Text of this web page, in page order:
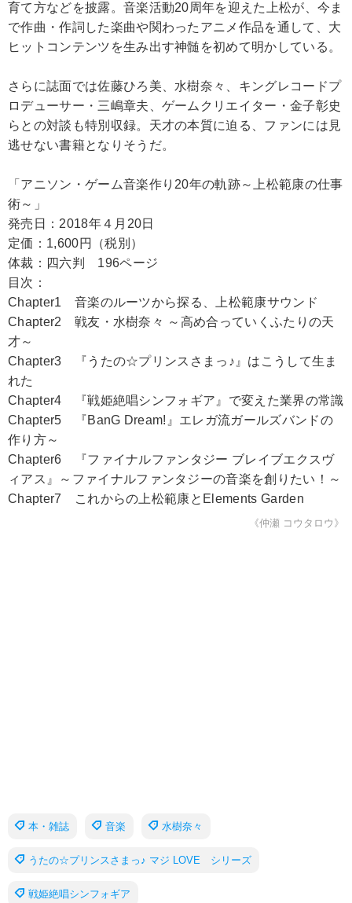
育て方などを披露。音楽活動20周年を迎えた上松が、今ま
で作曲・作詞した楽曲や関わったアニメ作品を通して、大
ヒットコンテンツを生み出す神髄を初めて明かしている。
さらに誌面では佐藤ひろ美、水樹奈々、キングレコードプ
ロデューサー・三嶋章夫、ゲームクリエイター・金子彰史
らとの対談も特別収録。天才の本質に迫る、ファンには見
逃せない書籍となりそうだ。
「アニソン・ゲーム音楽作り20年の軌跡～上松範康の仕事
術～」
発売日：2018年４月20日
定価：1,600円（税別）
体裁：四六判 196ページ
目次：
Chapter1 音楽のルーツから探る、上松範康サウンド
Chapter2 戦友・水樹奈々 ～高め合っていくふたりの天
才～
Chapter3 『うたの☆プリンスさまっ♪』はこうして生ま
れた
Chapter4 『戦姫絶唱シンフォギア』で変えた業界の常識
Chapter5 『BanG Dream!』エレガ流ガールズバンドの
作り方～
Chapter6 『ファイナルファンタジー ブレイブエクスヴ
ィアス』～ファイナルファンタジーの音楽を創りたい！～
Chapter7 これからの上松範康とElements Garden
《仲瀬 コウタロウ》
本・雑誌 音楽 水樹奈々
うたの☆プリンスさまっ♪ マジ LOVE シリーズ
戦姫絶唱シンフォギア